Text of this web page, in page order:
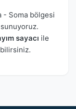
- Soma bölgesi
sayacı ile